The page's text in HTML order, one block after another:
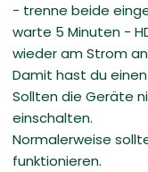
- trenne beide
warte 5 Minuten -
wieder am Strom
Damit hast du
Sollten die Geräte
einschalten.
Normalerweise
funktionieren.